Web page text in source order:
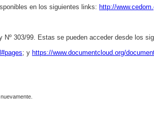
en los siguientes links: http://
303/99.
Estas se pueden acceder desde los
; y https://www.documentcloud.org/